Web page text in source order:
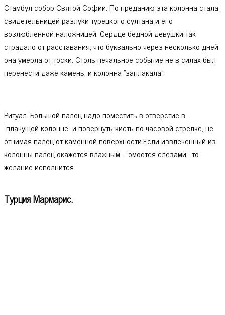
Стамбул собор Святой Софии. По преданию эта колонна стала
свидетельницей разлуки турецкого султана и его
возлюбленной наложницей. Сердце бедной девушки так
страдало от расставания, что буквально через несколько дней
она умерла от тоски. Столь печальное событие не в силах был
перенести даже камень, и колонна "заплакала".
Ритуал. Большой палец надо поместить в отверстие в
"плачущей колонне" и повернуть кисть по часовой стрелке, не
отнимая палец от каменной поверхности.Если извлеченный из
колонны палец окажется влажным - "омоется слезами", то
желание исполнится.
Турция Мармарис.